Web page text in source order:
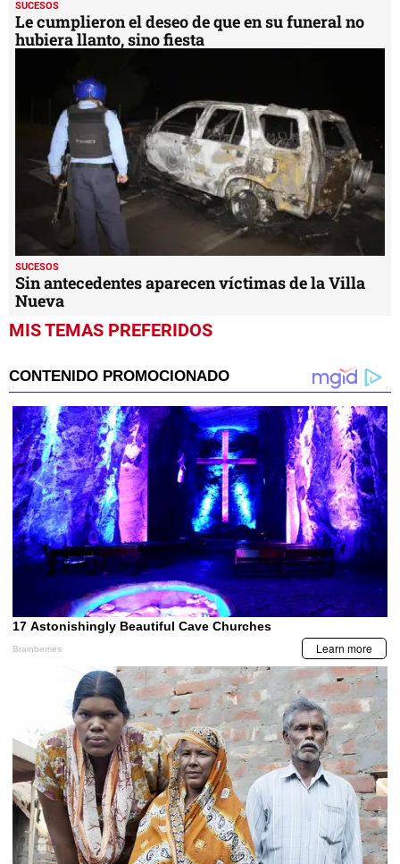
SUCESOS
Le cumplieron el deseo de que en su funeral no
hubiera llanto, sino fiesta
SUCESOS
Sin antecedentes aparecen víctimas de la Villa
Nueva
MIS TEMAS PREFERIDOS